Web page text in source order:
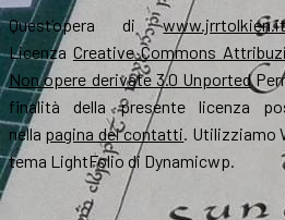
Quest’opera di
Licenza Creative Commons
Non opere derivate 3.0 Unported
finalità della presente licenza
nella pagina dei contatti. Utilizziamo
tema LightFolio di Dynamicwp.